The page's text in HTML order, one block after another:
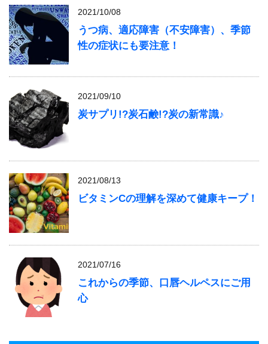
2021/10/08
うつ病、適応障害（不安障害）、季節
性の症状にも要注意！
2021/09/10
炭サプリ!?炭石鹸!?炭の新常識♪
2021/08/13
ビタミンCの理解を深めて健康キープ！
2021/07/16
これからの季節、口唇ヘルペスにご用
心